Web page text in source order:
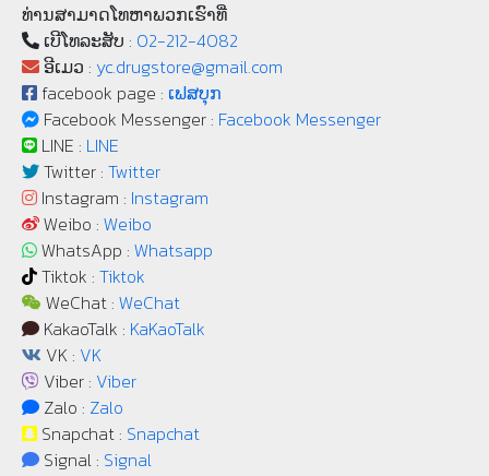
ທ່ານສາມາດໂທຫາພວກເຮົາທີ່
ເບີ​ໂທລະ​ສັບ : 02-212-4082
ອີເມວ : yc.drugstore@gmail.com
facebook page : ເຟສບຸກ
Facebook Messenger : Facebook Messenger
LINE : LINE
Twitter : Twitter
Instagram : Instagram
Weibo : Weibo
WhatsApp : Whatsapp
Tiktok : Tiktok
WeChat : WeChat
KakaoTalk : KaKaoTalk
VK : VK
Viber : Viber
Zalo : Zalo
Snapchat : Snapchat
Signal : Signal